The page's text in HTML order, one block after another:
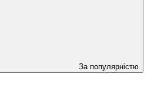
За популярністю